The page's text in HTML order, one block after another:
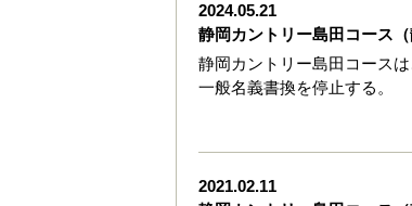
2024.05.21
静岡カントリー島田コース
静岡カントリー島田コース
一般名義書換を停止する。
2021.02.11